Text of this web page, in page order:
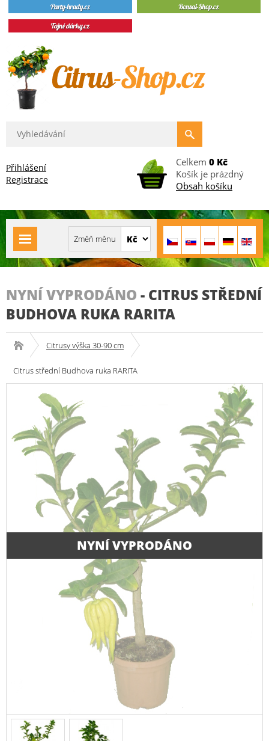
Přihlášení
Registrace
Celkem 0 Kč
Košík je prázdný
Obsah košíku
NYNÍ VYPRODÁNO - CITRUS STŘEDNÍ
BUDHOVA RUKA RARITA
Citrusy výška 30-90 cm
Citrus střední Budhova ruka RARITA
NYNÍ VYPRODÁNO